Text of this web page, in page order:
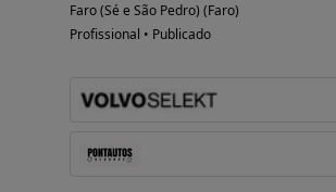
Faro (Sé e São Pedro) (Faro)
Profissional • Publicado